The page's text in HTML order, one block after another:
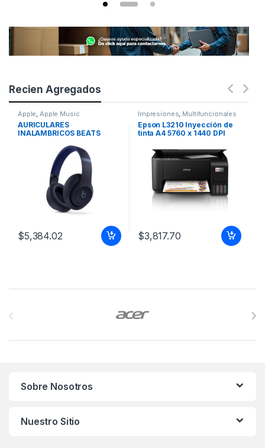
Recien Agregados
Apple,Apple Music
AURICULARES
INALAMBRICOS BEATS
$5,384.02
Impresiones, Multifuncionales
Epson L3210 Inyección de
tinta A4 5760 x 1440 DPI
$3,817.70
Sobre Nosotros
Nuestro Sitio